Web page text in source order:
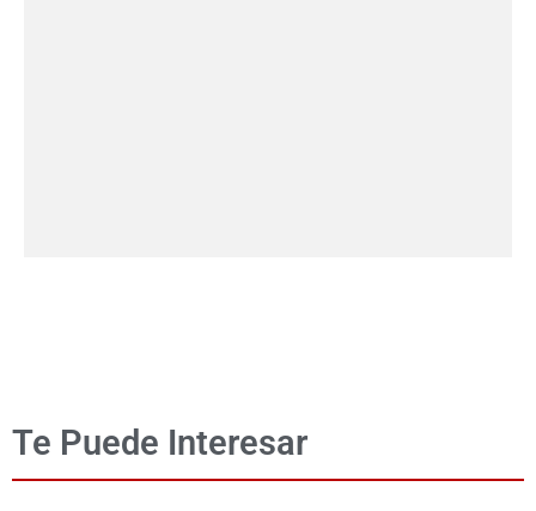
Te Puede Interesar